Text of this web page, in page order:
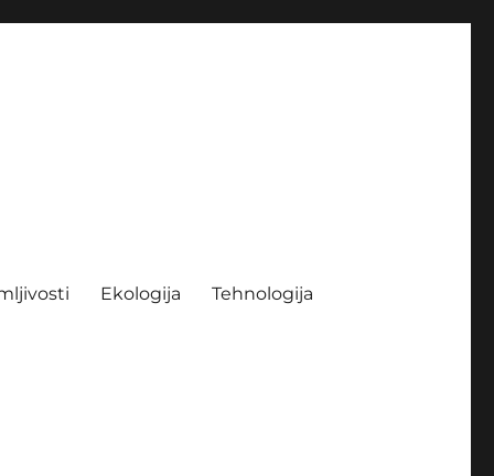
Ekologija Tehnologija